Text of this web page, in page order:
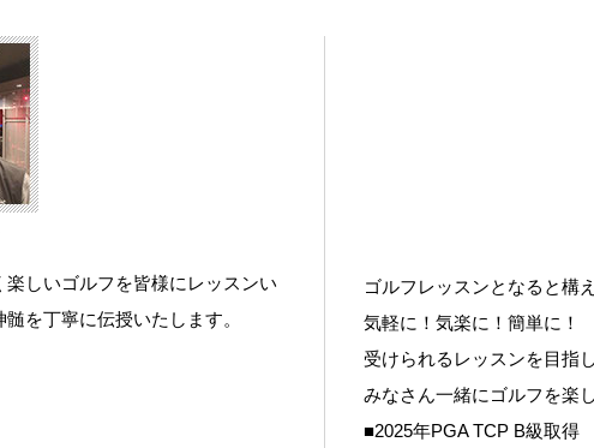
しいゴルフを皆様にレッスンい
を丁寧に伝授いたします。
ゴルフレッスンとなると構
気軽に！気楽に！簡単に！
受けられるレッスンを目指
みなさん一緒にゴルフを楽
■2025年PGA TCP B級取得